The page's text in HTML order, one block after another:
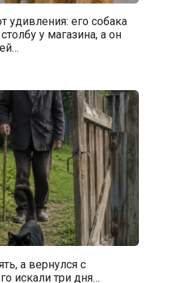
удивления: его собака
у магазина, а он
а вернулся с
искали три дня…